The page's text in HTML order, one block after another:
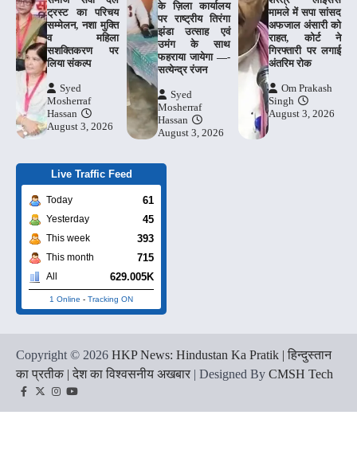
ट्रस्ट का परिचय
सम्मेलन, नशा मुक्ति
व महिला
सशक्तिकरण पर
लिया संकल्प
Syed
Mosherraf
Hassan
August 3, 2026
के ज़िला कार्यालय
पर राष्ट्रीय तिरंगा
झंडा उत्साह एवं
उमंग के साथ
फहराया जायेगा —-
सत्येन्द्र रंजन
Syed
Mosherraf
Hassan
August 3, 2026
मामले में सपा सांसद
अफजाल अंसारी को
राहत, कोर्ट ने
गिरफ्तारी पर लगाई
अंतरिम रोक
Om Prakash
Singh
August 3, 2026
Live Traffic Feed
Today 61
Yesterday 45
This week 393
This month 715
All 629.005K
1 Online - Tracking ON
Copyright © 2026 HKP News: Hindustan Ka Pratik | हिन्दुस्तान
का प्रतीक | देश का विश्वसनीय अखबार | Designed By CMSH Tech
Facebook
TwitterInstagram
YouTube